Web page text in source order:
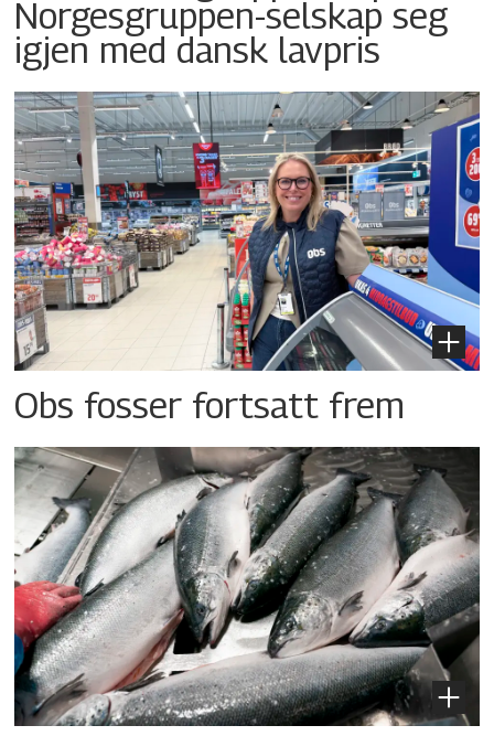
Norgesgruppen-selskap seg
igjen med dansk lavpris
Obs fosser fortsatt frem